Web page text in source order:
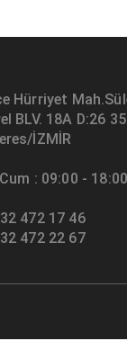
Hürriyet
BLV. 18A D:26
İZMİR
: 09:00 - 18:00
472 17 46
472 22 67